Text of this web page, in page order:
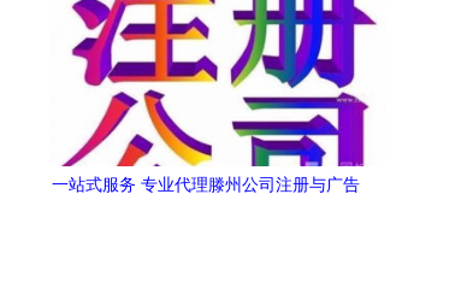
一站式服务 专业代理滕州公司注册与广告